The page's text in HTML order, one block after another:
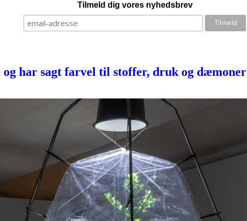
Tilmeld dig vores nyhedsbrev
har sagt farvel til stoffer, druk og dæmoner